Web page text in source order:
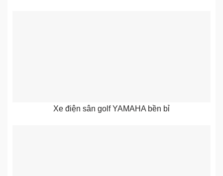
Xe điện sân golf YAMAHA bền bỉ